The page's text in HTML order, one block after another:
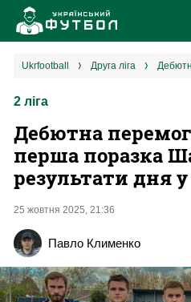
2
ukrfootball друга ліга
2 ліга
Дебютна
перша поразка
результати дня у
25 жовтня 2025, 21:36
Павло Клименко